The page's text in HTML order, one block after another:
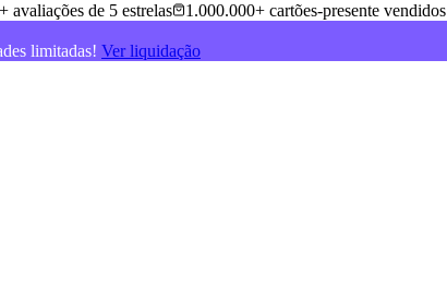
avaliações de 5 estrelas 1.000.000+ cartões-presente vendidos
limitadas! Ver liquidação